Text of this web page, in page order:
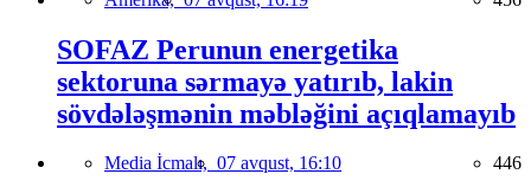
SOFAZ Perunun energetika
sektoruna sərmayə yatırıb, lakin
sövdələşmənin məbləğini açıqlamayıb
Media İcmalı, 07 avqust, 16:10 446